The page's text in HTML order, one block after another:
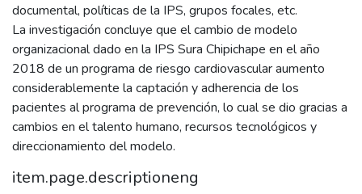
documental, políticas de la IPS, grupos focales, etc.
La investigación concluye que el cambio de modelo
organizacional dado en la IPS Sura Chipichape en el año
2018 de un programa de riesgo cardiovascular aumento
considerablemente la captación y adherencia de los
pacientes al programa de prevención, lo cual se dio gracias a
cambios en el talento humano, recursos tecnológicos y
direccionamiento del modelo.
item.page.descriptioneng